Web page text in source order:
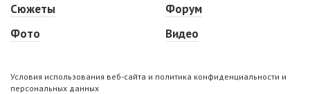
Сюжеты
Фото
Форум
Видео
Условия использования веб-сайта и политика конфиденциальности и
персональных данных